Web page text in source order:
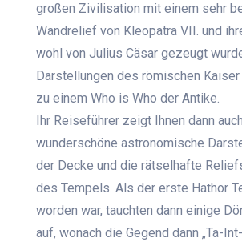
großen Zivilisation mit einem sehr
Wandrelief von Kleopatra VII. und
wohl von Julius Cäsar gezeugt
Darstellungen des römischen
zu einem Who is Who der Antike.
Ihr Reiseführer zeigt Ihnen dann
wunderschöne astronomische
der Decke und die rätselhafte
des Tempels. Als der erste Hathor
worden war, tauchten dann einige
auf, wonach die Gegend dann „Ta-